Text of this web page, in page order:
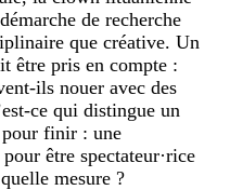
de recherche
que créative. Un
être pris en compte :
ils nouer avec des
ce qui distingue un
pour finir : une
être spectateur·rice
mesure ?